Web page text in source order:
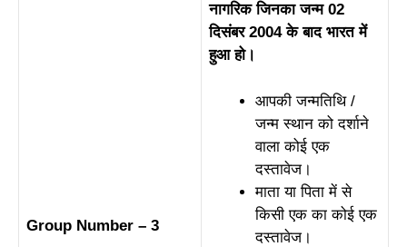
Group Number – 3
नागरिक जिनका जन्म 02
दिसंबर 2004 के बाद भारत में
हुआ हो।
आपकी जन्मतिथि /
जन्म स्थान को दर्शाने
वाला कोई एक
दस्तावेज।
माता या पिता में से
किसी एक का कोई एक
दस्तावेज।